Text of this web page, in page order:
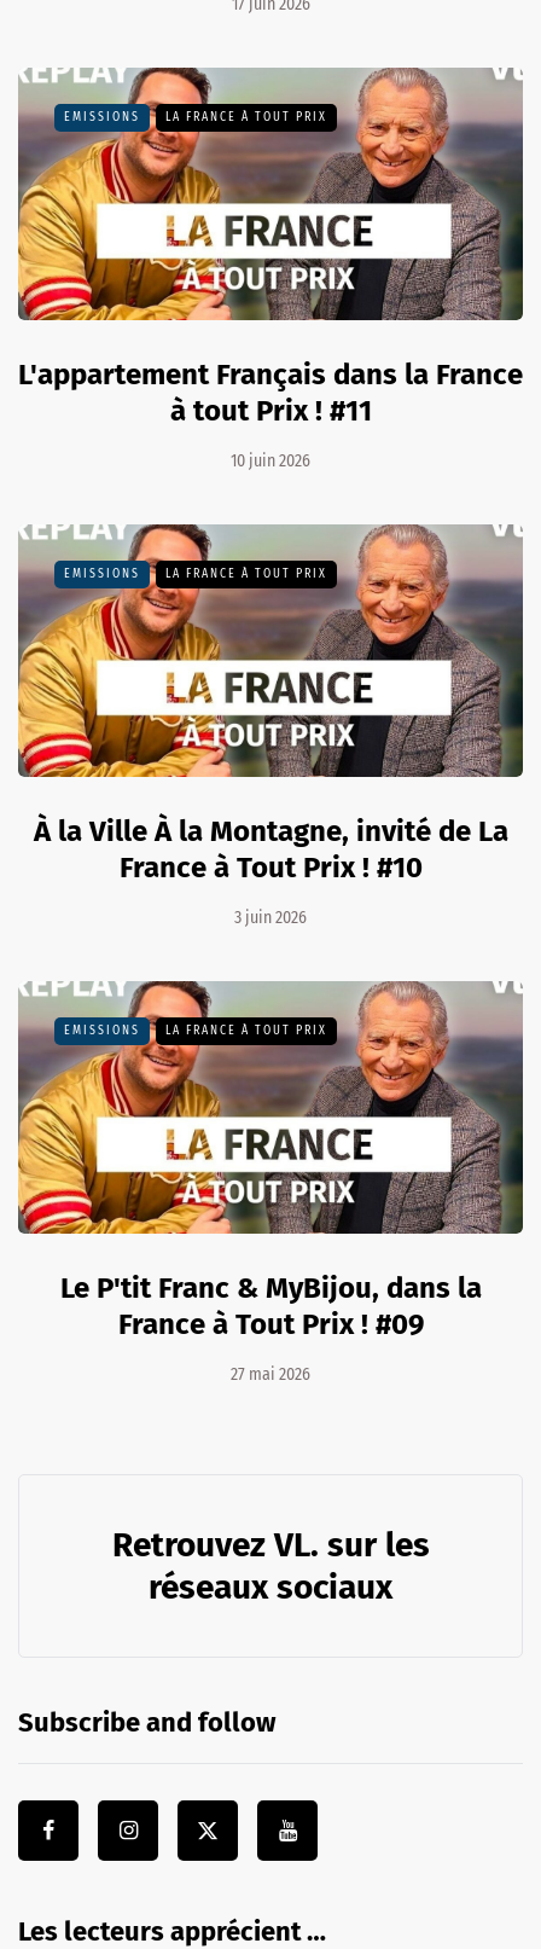
EMISSIONS LA FRANCE À TOUT PRIX
L'appartement Français dans la France
à tout Prix ! #11
10 juin 2026
EMISSIONS LA FRANCE À TOUT PRIX
À la Ville À la Montagne, invité de La
France à Tout Prix ! #10
3 juin 2026
EMISSIONS LA FRANCE À TOUT PRIX
Le P'tit Franc & MyBijou, dans la
France à Tout Prix ! #09
27 mai 2026
Retrouvez VL. sur les
réseaux sociaux
Subscribe and follow
Les lecteurs apprécient …